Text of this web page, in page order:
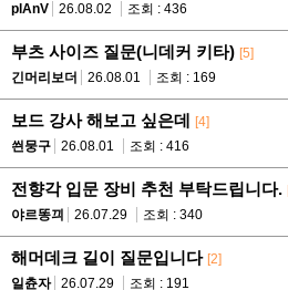
plAnV
26.08.02 조회 : 436
부츠 사이즈 질문(니데커 키타) [5]
긴머리보더
26.08.01 조회 : 169
보드 강사 해보고 싶은데 [4]
씐뭉구
26.08.01 조회 : 416
전향각 입문 장비 추천 부탁드립니다.
야르똥끠
26.07.29 조회 : 340
해머데크 길이 질문입니다 [2]
일츈자
26.07.29 조회 : 191